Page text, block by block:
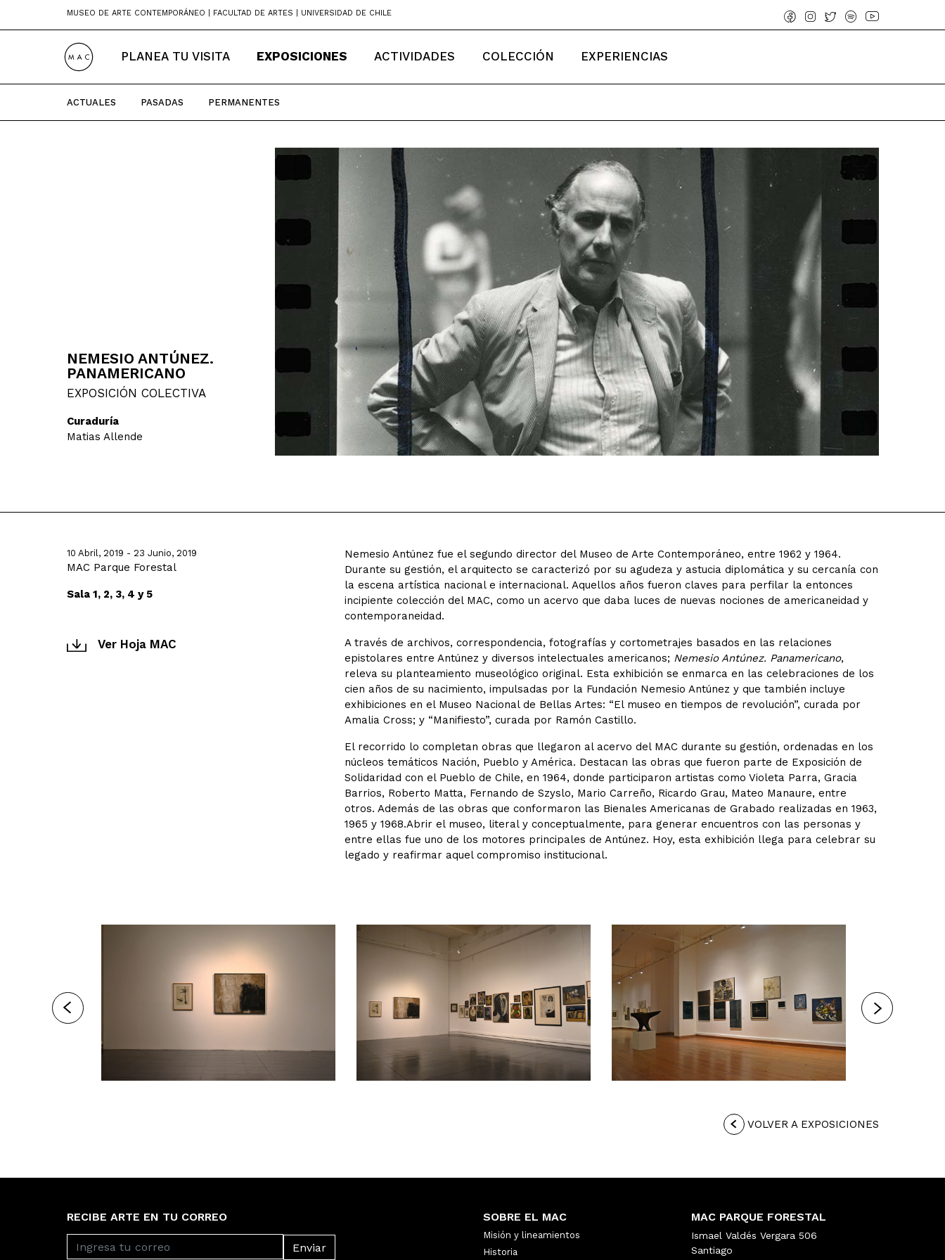
MUSEO DE ARTE CONTEMPORÁNEO | FACULTAD DE ARTES | UNIVERSIDAD DE CHILE
PLANEA TU VISITA EXPOSICIONES ACTIVIDADES COLECCIÓN EXPERIENCIAS
ACTUALES PASADAS PERMANENTES
NEMESIO ANTÚNEZ.
PANAMERICANO
EXPOSICIÓN COLECTIVA
Curaduría
Matias Allende
10 Abril, 2019 - 23 Junio, 2019
MAC Parque Forestal
Sala 1, 2, 3, 4 y 5
Ver Hoja MAC
Nemesio Antúnez fue el segundo director del Museo de Arte Contemporáneo, entre 1962 y 1964.
Durante su gestión, el arquitecto se caracterizó por su agudeza y astucia diplomática y su cercanía con
la escena artística nacional e internacional. Aquellos años fueron claves para perfilar la entonces
incipiente colección del MAC, como un acervo que daba luces de nuevas nociones de americaneidad y
contemporaneidad.
A través de archivos, correspondencia, fotografías y cortometrajes basados en las relaciones
epistolares entre Antúnez y diversos intelectuales americanos; Nemesio Antúnez. Panamericano,
releva su planteamiento museológico original. Esta exhibición se enmarca en las celebraciones de los
cien años de su nacimiento, impulsadas por la Fundación Nemesio Antúnez y que también incluye
exhibiciones en el Museo Nacional de Bellas Artes: “El museo en tiempos de revolución”, curada por
Amalia Cross; y “Manifiesto”, curada por Ramón Castillo.
El recorrido lo completan obras que llegaron al acervo del MAC durante su gestión, ordenadas en los
núcleos temáticos Nación, Pueblo y América. Destacan las obras que fueron parte de Exposición de
Solidaridad con el Pueblo de Chile, en 1964, donde participaron artistas como Violeta Parra, Gracia
Barrios, Roberto Matta, Fernando de Szyslo, Mario Carreño, Ricardo Grau, Mateo Manaure, entre
otros. Además de las obras que conformaron las Bienales Americanas de Grabado realizadas en 1963,
1965 y 1968.Abrir el museo, literal y conceptualmente, para generar encuentros con las personas y
entre ellas fue uno de los motores principales de Antúnez. Hoy, esta exhibición llega para celebrar su
legado y reafirmar aquel compromiso institucional.
VOLVER A EXPOSICIONES
RECIBE ARTE EN TU CORREO SOBRE EL MAC
Misión y lineamientos
Historia
MAC PARQUE FORESTAL
Ismael Valdés Vergara 506
Santiago